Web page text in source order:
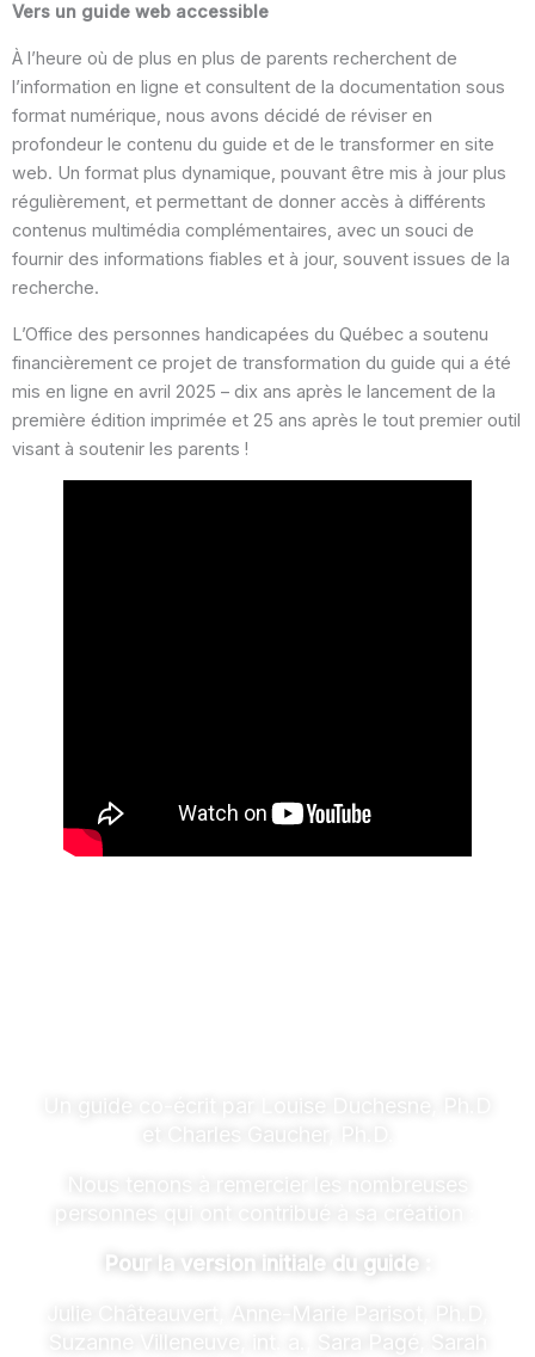
Vers un guide web accessible
À l’heure où de plus en plus de parents recherchent de
l’information en ligne et consultent de la documentation sous
format numérique, nous avons décidé de réviser en
profondeur le contenu du guide et de le transformer en site
web. Un format plus dynamique, pouvant être mis à jour plus
régulièrement, et permettant de donner accès à différents
contenus multimédia complémentaires, avec un souci de
fournir des informations fiables et à jour, souvent issues de la
recherche.
L’Office des personnes handicapées du Québec a soutenu
financièrement ce projet de transformation du guide qui a été
mis en ligne en avril 2025 – dix ans après le lancement de la
première édition imprimée et 25 ans après le tout premier outil
visant à soutenir les parents !
Pour la version initiale du guide :
Julie Châteauvert, Anne-Marie Parisot, Ph.D,
Suzanne Villeneuve, int. a., Sara Pagé, Sarah